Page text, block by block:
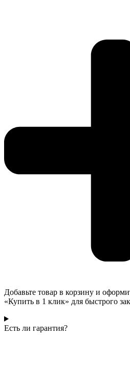
Добавьте товар в корзину и
«Купить в 1 клик» для быстрого
Есть ли гарантия?